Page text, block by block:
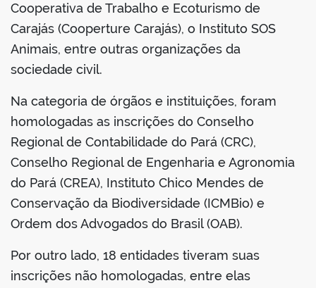
Cooperativa de Trabalho e Ecoturismo de
Carajás (Cooperture Carajás), o Instituto SOS
Animais, entre outras organizações da
sociedade civil.
Na categoria de órgãos e instituições, foram
homologadas as inscrições do Conselho
Regional de Contabilidade do Pará (CRC),
Conselho Regional de Engenharia e Agronomia
do Pará (CREA), Instituto Chico Mendes de
Conservação da Biodiversidade (ICMBio) e
Ordem dos Advogados do Brasil (OAB).
Por outro lado, 18 entidades tiveram suas
inscrições não homologadas, entre elas